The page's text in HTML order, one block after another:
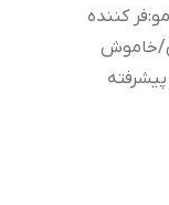
:فر کننده
خاموش